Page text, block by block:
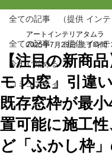
全ての記事 （提供 インテ
今すぐ始める
コミュニティ
全ての記事 （提供 インテ
【注目の新商
モ 内窓」引違
既存窓枠が最
置可能に施工
ど「ふかし枠
アートインテリアタムラ
2025年7月29日 読了時間: